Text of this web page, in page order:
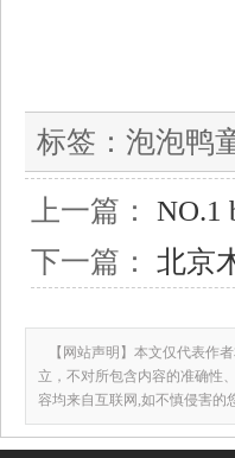
标签： 泡泡鸭
上一篇： NO.1
下一篇： 北京
【网站声明】本文仅代表作
立，不对所包含内容的准确性
容均来自互联网,如不慎侵害的